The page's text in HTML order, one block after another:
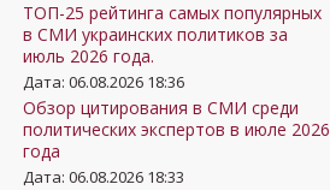
ТОП-25 рейтинга самых популярных
в СМИ украинских политиков за
июль 2026 года.
Дата: 06.08.2026 18:36
Обзор цитирования в СМИ среди
политических экспертов в июле 2026
года
Дата: 06.08.2026 18:33